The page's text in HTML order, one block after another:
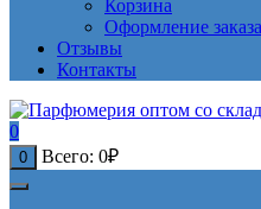
Корзина
Оформление заказа
Отзывы
Контакты
0
0 Всего: 0₽